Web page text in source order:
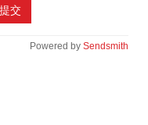
提交
Powered by Sendsmith